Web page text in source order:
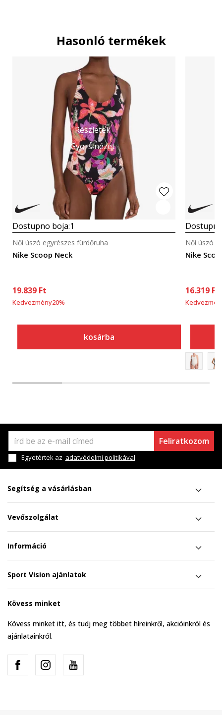
Hasonló termékek
Részletek
Gyors nézet
Dostupno boja:1
Nike Scoop Neck
Női úszó egyrészes fürdőruha
19.839 Ft
Kedvezmény20%
kosárba
Nike
Női úszó
16.319 Ft
Feliratkozom
Egyetértek az adatvédelmi politikával
Segítség a vásárlásban
Vevőszolgálat
Információ
Sport Vision ajánlatok
Kövess minket
Kövess minket itt, és tudj meg többet híreinkről, akcióinkról és
ajánlatainkról.